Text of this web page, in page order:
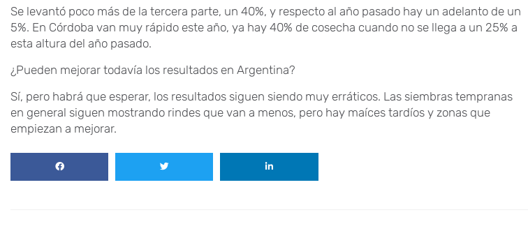
Se levantó poco más de la tercera parte, un 40%, y respecto al año pasado hay un adelanto de un
5%. En Córdoba van muy rápido este año, ya hay 40% de cosecha cuando no se llega a un 25% a
esta altura del año pasado.
¿Pueden mejorar todavía los resultados en Argentina?
Sí, pero habrá que esperar, los resultados siguen siendo muy erráticos. Las siembras tempranas
en general siguen mostrando rindes que van a menos, pero hay maíces tardíos y zonas que
empiezan a mejorar.